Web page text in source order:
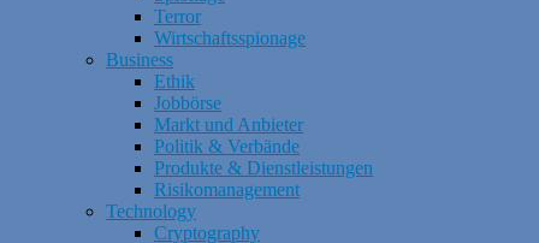
Terror
Wirtschaftsspionage
Business
Ethik
Jobbörse
Markt und Anbieter
Politik & Verbände
Produkte & Dienstleistungen
Risikomanagement
Technology
Cryptography